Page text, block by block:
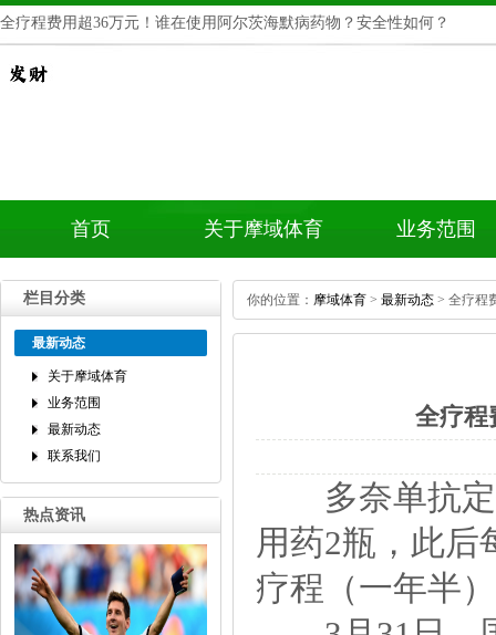
全疗程费用超36万元！谁在使用阿尔茨海默病药物？安全性如何？
首页 关于摩域体育 业务范围
栏目分类
最新动态
关于摩域体育
业务范围
最新动态
联系我们
热点资讯
你的位置： 摩域体育 > 最新动态 >全疗程
全疗程
多奈单抗定
用药2瓶，此后
疗程（一年半